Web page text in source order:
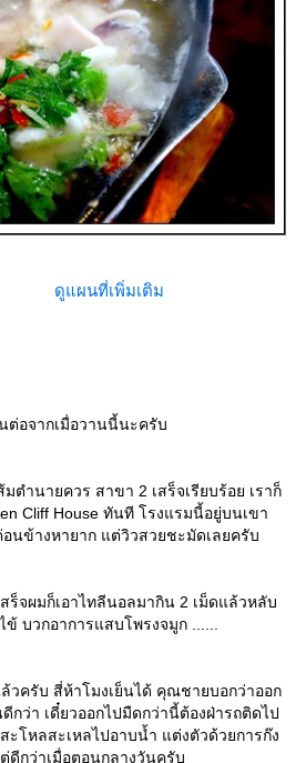
ดูแผนที่เพิ่มเติม
ต่อจากเมื่อวานนี้นะครับ
ตำนายควร สาขา 2 เสร็จเรียบร้อย เราก็
Cliff House ทันที โรงแรมนี้อยู่บนเขา
นข้างหายาก แต่วิวสวยชะมัดเลยครับ
ร็จผมก็เอาไทลีนอลมากิน 2 เม็ดแล้วหลับ
ข้ บวกอาการแสบโพรงจมูก ......
วครับ สี่ห้าโมงเย็นได้ คุณชายบอกว่าออก
กว่า เดี๋ยวออกไปมืดกว่านี้ต้องฝ่ารถติดไป
ะโหลสะเหลไปอาบน้ำ แต่งตัวด้วยการก๊ง
ดีกว่าเมื่อตอนกลางวันครับ